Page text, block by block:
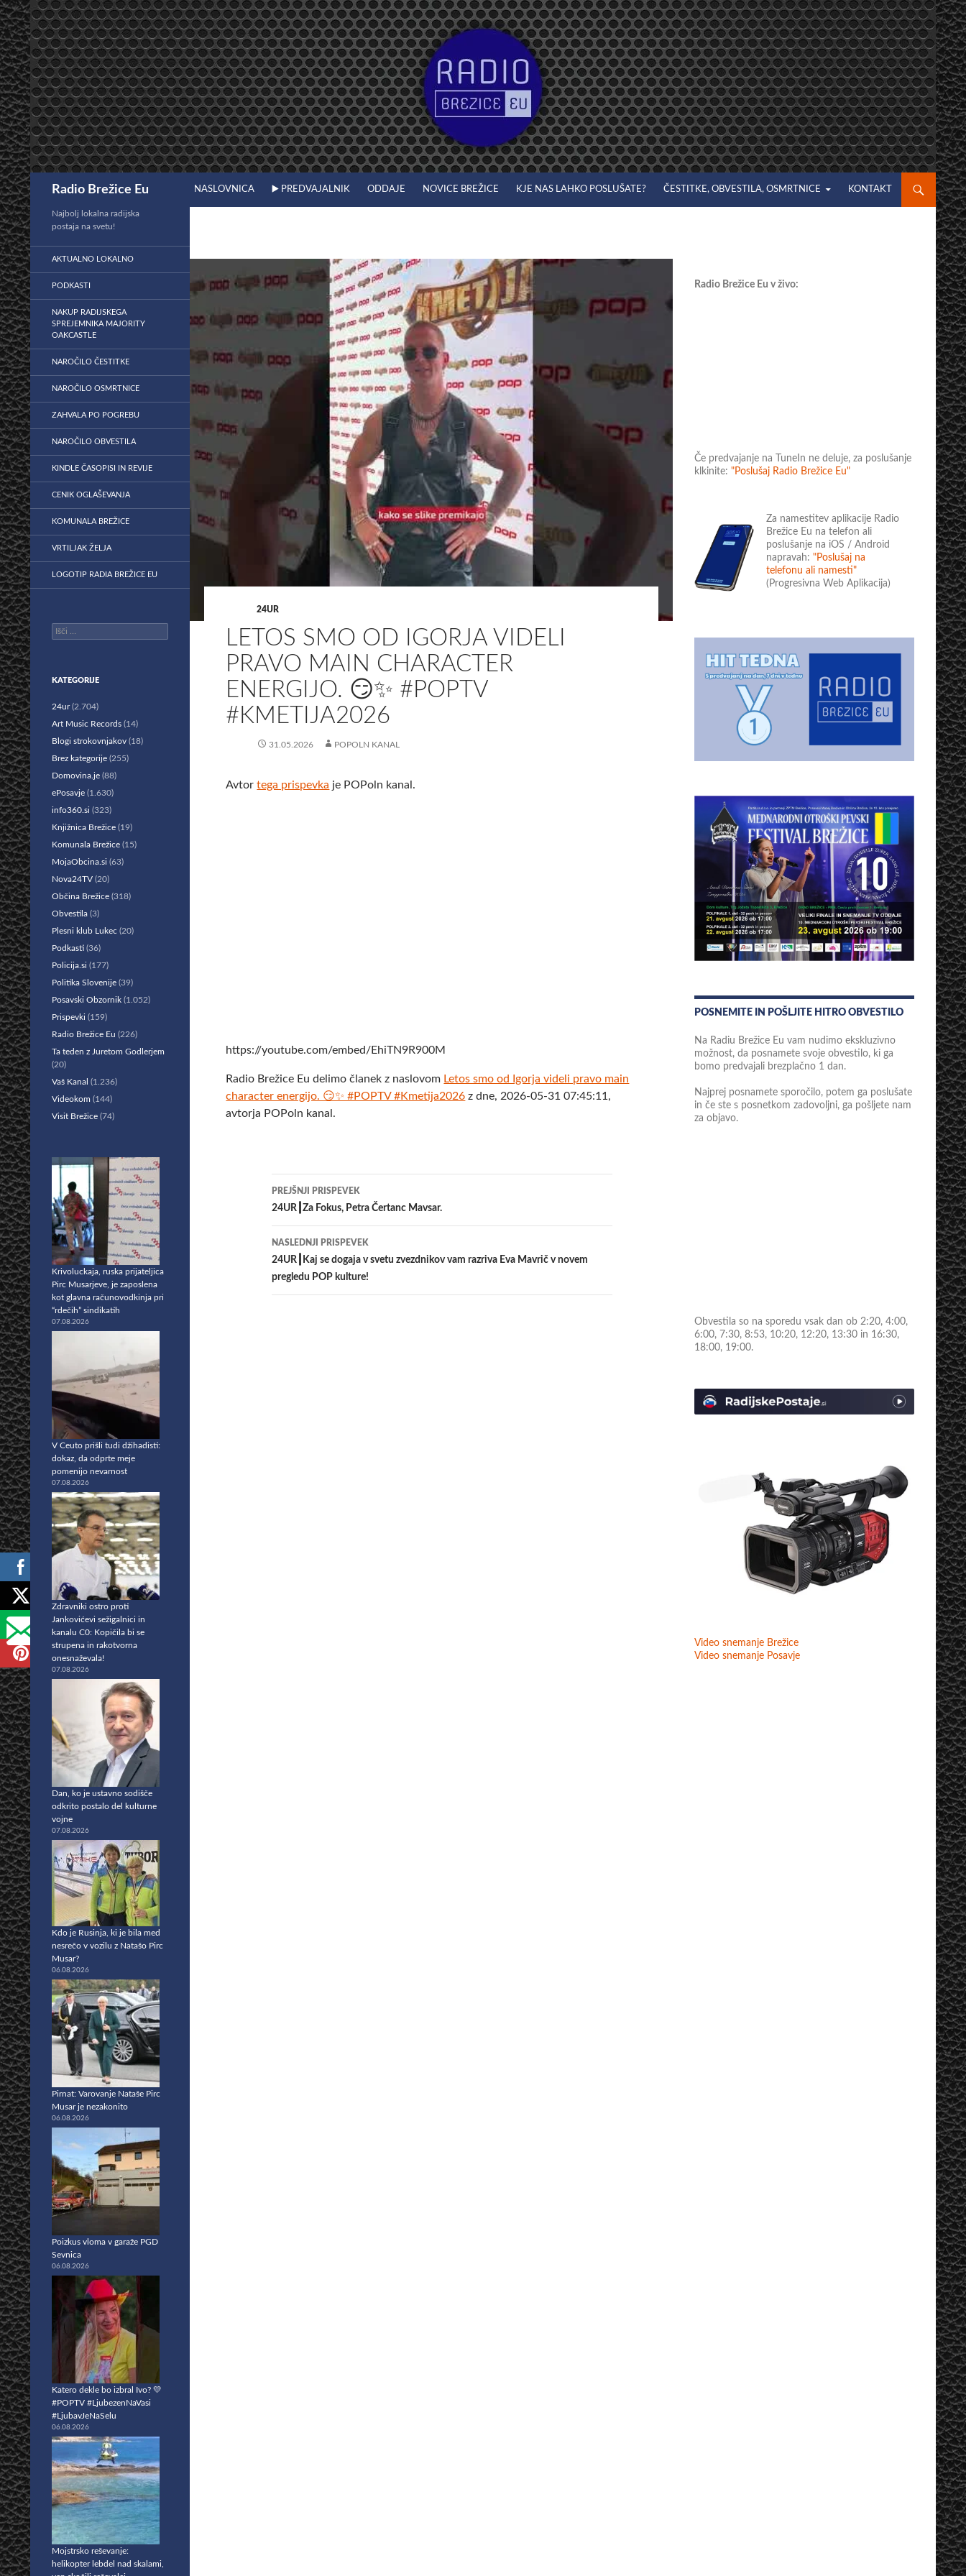
Preskoči
na
vsebino
Radio Brežice Eu NASLOVNICA ▶️ PREDVAJALNIK ODDAJE NOVICE BREŽICE KJE NAS LAHKO POSLUŠATE? ČESTITKE, OBVESTILA, OSMRTNICE KONTAKT
24UR
LETOS SMO OD IGORJA VIDELI
PRAVO MAIN CHARACTER
ENERGIJO. 😏✨ #POPTV
#KMETIJA2026
31.05.2026 POPOLN KANAL
Avtortega prispevka je POPoln kanal.
https://youtube.com/embed/EhiTN9R900M
Radio Brežice Eu delimo članek z naslovom Letos smo od Igorja videli pravo main
character energijo. 😏✨ #POPTV #Kmetija2026 z dne, 2026-05-31 07:45:11,
avtorja POPoln kanal.
Krmarjenje
po
prispevkih
PREJŠNJI PRISPEVEK
24UR┃Za Fokus, Petra Čertanc Mavsar.
NASLEDNJI PRISPEVEK
24UR┃Kaj se dogaja v svetu zvezdnikov vam razriva Eva Mavrič v novem
pregledu POP kulture!
Radio Brežice Eu v živo:
Če predvajanje na TuneIn ne deluje, za poslušanje
klkinite: "Poslušaj Radio Brežice Eu"
Za namestitev aplikacije Radio
Brežice Eu na telefon ali
poslušanje na iOS / Android
napravah: "Poslušaj na
telefonu ali namesti"
(Progresivna Web Aplikacija)
POSNEMITE IN POŠLJITE HITRO OBVESTILO
Na Radiu Brežice Eu vam nudimo ekskluzivno
možnost, da posnamete svoje obvestilo, ki ga
bomo predvajali brezplačno 1 dan.
Najprej posnamete sporočilo, potem ga poslušate
in če ste s posnetkom zadovoljni, ga pošljete nam
za objavo.
Obvestila so na sporedu vsak dan ob 2:20, 4:00,
6:00, 7:30, 8:53, 10:20, 12:20, 13:30 in 16:30,
18:00, 19:00.
Video snemanje Brežice
Video snemanje Posavje
Najbolj lokalna radijska
postaja na svetu!
AKTUALNO LOKALNO
PODKASTI
NAKUP RADIJSKEGA
SPREJEMNIKA MAJORITY
OAKCASTLE
NAROČILO ČESTITKE
NAROČILO OSMRTNICE
ZAHVALA PO POGREBU
NAROČILO OBVESTILA
KINDLE ČASOPISI IN REVIJE
CENIK OGLAŠEVANJA
KOMUNALA BREŽICE
VRTILJAK ŽELJA
LOGOTIP RADIA BREŽICE EU
Išči:
KATEGORIJE
24ur(2.704)
Art Music Records (14)
Blogi strokovnjakov (18)
Brez kategorije (255)
Domovina.je (88)
ePosavje (1.630)
info360.si (323)
Knjižnica Brežice (19)
Komunala Brežice (15)
MojaObcina.si (63)
Nova24TV (20)
Občina Brežice (318)
Obvestila (3)
Plesni klub Lukec (20)
Podkasti (36)
Policija.si (177)
Politika Slovenije (39)
Posavski Obzornik (1.052)
Prispevki (159)
Radio Brežice Eu (226)
Ta teden z Juretom Godlerjem
(20)
Vaš Kanal (1.236)
Videokom (144)
Visit Brežice (74)
Krivoluckaja, ruska prijateljica
Pirc Musarjeve, je zaposlena
kot glavna računovodkinja pri
“rdečih” sindikatih
07.08.2026
V Ceuto prišli tudi džihadisti:
dokaz, da odprte meje
pomenijo nevarnost
07.08.2026
Zdravniki ostro proti
Jankovićevi sežigalnici in
kanalu C0: Kopičila bi se
strupena in rakotvorna
onesnaževala!
07.08.2026
Dan, ko je ustavno sodišče
odkrito postalo del kulturne
vojne
07.08.2026
Kdo je Rusinja, ki je bila med
nesrečo v vozilu z Natašo Pirc
Musar?
06.08.2026
Pirnat: Varovanje Nataše Pirc
Musar je nezakonito
06.08.2026
Poizkus vloma v garaže PGD
Sevnica
06.08.2026
Katero dekle bo izbral Ivo? 💛
#POPTV #LjubezenNaVasi
#LjubavJeNaSelu
06.08.2026
Mojstrsko reševanje:
helikopter lebdel nad skalami,